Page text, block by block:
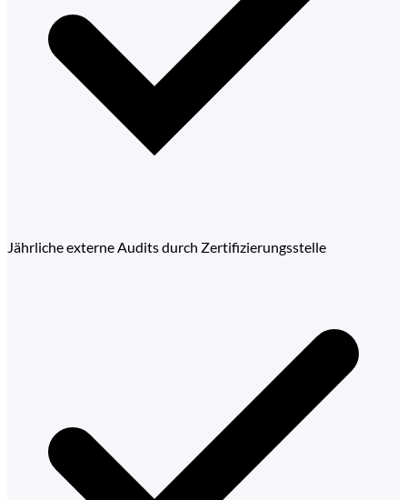
Jährliche externe Audits durch Zertifizierungsstelle